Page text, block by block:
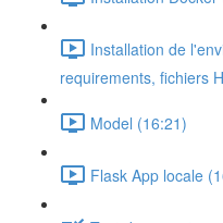
Installation de
requirements, fichiers
Model (16:21)
Flask App locale